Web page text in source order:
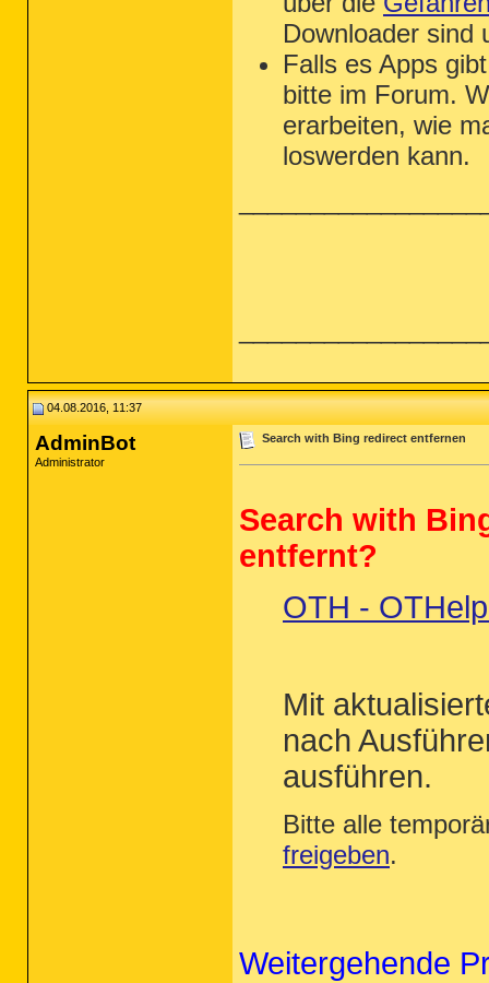
Downloader sind
Falls es Apps
bitte im Forum.
erarbeiten, wie
loswerden kann.
04.08.2016, 11:37
AdminBot
Administrator
Search with Bing redirect entfernen
Search with
entfernt?
OTH -
Mit
nach
ausführen.
Bitte alle
freigeben.
Weitergehende